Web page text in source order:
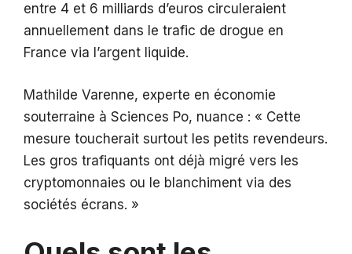
entre 4 et 6 milliards d’euros circuleraient
annuellement dans le trafic de drogue en
France via l’argent liquide.
Mathilde Varenne, experte en économie
souterraine à Sciences Po, nuance : « Cette
mesure toucherait surtout les petits revendeurs.
Les gros trafiquants ont déjà migré vers les
cryptomonnaies ou le blanchiment via des
sociétés écrans. »